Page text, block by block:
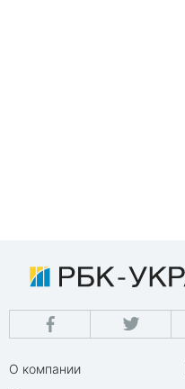
О компании